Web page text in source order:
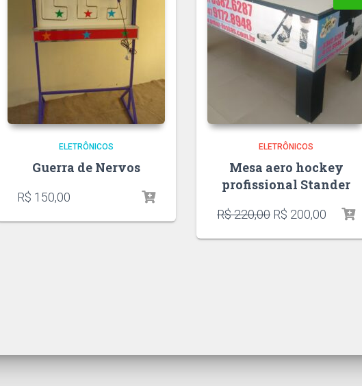
ELETRÔNICOS
Guerra de Nervos
R$ 150,00
ELETRÔNICOS
Mesa aero hockey
profissional Stander
R$220,00 R$ 200,00